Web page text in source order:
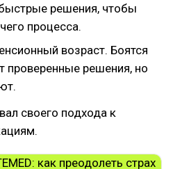
решения, чтобы
процесса.
возраст. Боятся
проверенные решения, но
своего подхода к